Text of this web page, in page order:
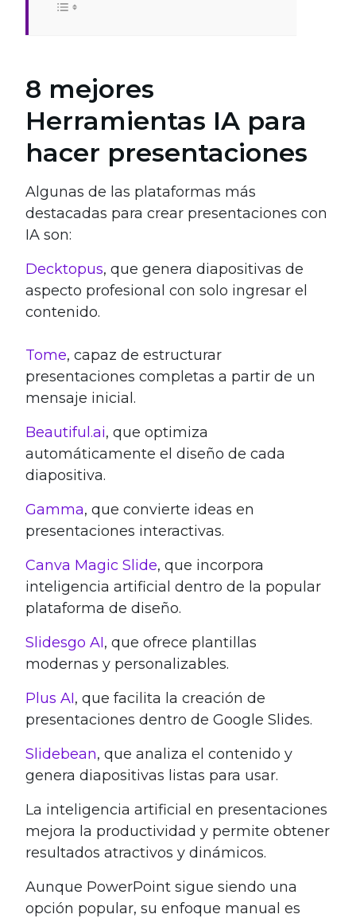
8 mejores
Herramientas IA para
hacer presentaciones
Algunas de las plataformas más
destacadas para crear presentaciones con
IA son:
Decktopus, que genera diapositivas de
aspecto profesional con solo ingresar el
contenido.
Tome, capaz de estructurar
presentaciones completas a partir de un
mensaje inicial.
Beautiful.ai, que optimiza
automáticamente el diseño de cada
diapositiva.
Gamma, que convierte ideas en
presentaciones interactivas.
Canva Magic Slide, que incorpora
inteligencia artificial dentro de la popular
plataforma de diseño.
Slidesgo AI, que ofrece plantillas
modernas y personalizables.
Plus AI, que facilita la creación de
presentaciones dentro de Google Slides.
Slidebean, que analiza el contenido y
genera diapositivas listas para usar.
La inteligencia artificial en presentaciones
mejora la productividad y permite obtener
resultados atractivos y dinámicos.
Aunque PowerPoint sigue siendo una
opción popular, su enfoque manual es